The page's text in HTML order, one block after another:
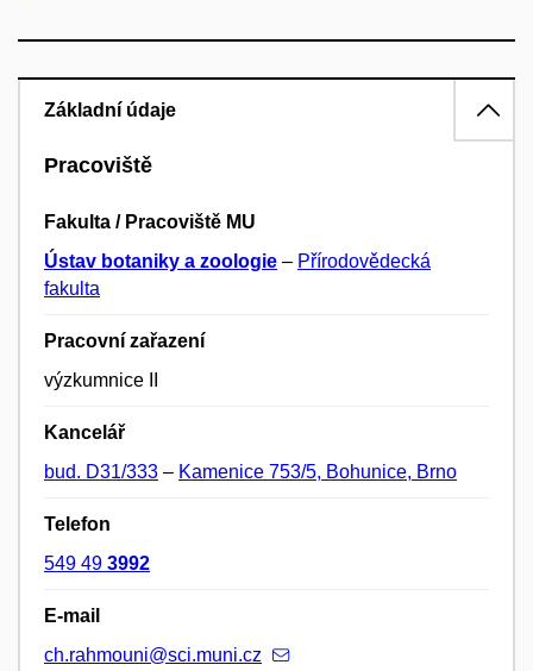
Základní údaje
Pracoviště
Fakulta / Pracoviště MU
Ústav botaniky a zoologie – Přírodovědecká
fakulta
Pracovní zařazení
výzkumnice II
Kancelář
bud. D31/333 – Kamenice 753/5, Bohunice, Brno
Telefon
549 49 3992
E-mail
ch.rahmouni@sci.muni.cz